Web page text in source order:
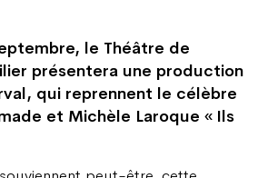
le Théâtre de
présentera une production
qui reprennent le célèbre
et Michèle Laroque « Ils